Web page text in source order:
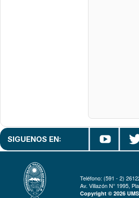
SIGUENOS EN:
Teléfono: (591 - 2)
Av. Villazón N° 1995,
Copyright © 2026